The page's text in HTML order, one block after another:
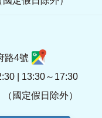
路4號
| 13:30～17:30
國定假日除外）